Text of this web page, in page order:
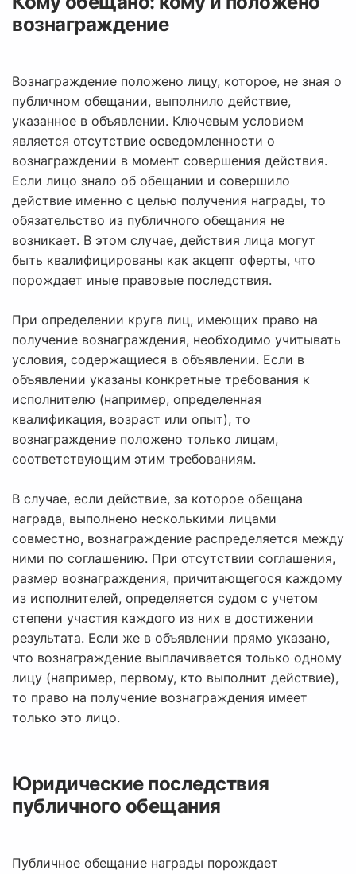
вознаграждение
Вознаграждение положено лицу, которое, не зная о
публичном обещании, выполнило действие,
указанное в объявлении. Ключевым условием
является отсутствие осведомленности о
вознаграждении в момент совершения действия.
Если лицо знало об обещании и совершило
действие именно с целью получения награды, то
обязательство из публичного обещания не
возникает. В этом случае, действия лица могут
быть квалифицированы как акцепт оферты, что
порождает иные правовые последствия.
При определении круга лиц, имеющих право на
получение вознаграждения, необходимо учитывать
условия, содержащиеся в объявлении. Если в
объявлении указаны конкретные требования к
исполнителю (например, определенная
квалификация, возраст или опыт), то
вознаграждение положено только лицам,
соответствующим этим требованиям.
В случае, если действие, за которое обещана
награда, выполнено несколькими лицами
совместно, вознаграждение распределяется между
ними по соглашению. При отсутствии соглашения,
размер вознаграждения, причитающегося каждому
из исполнителей, определяется судом с учетом
степени участия каждого из них в достижении
результата. Если же в объявлении прямо указано,
что вознаграждение выплачивается только одному
лицу (например, первому, кто выполнит действие),
то право на получение вознаграждения имеет
только это лицо.
Юридические последствия
публичного обещания
Публичное обещание награды порождает